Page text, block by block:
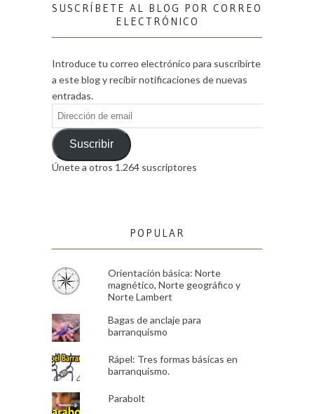
SUSCRÍBETE AL BLOG POR CORREO
ELECTRÓNICO
Introduce tu correo electrónico para suscribirte
a este blog y recibir notificaciones de nuevas
entradas.
Dirección
de
emailSuscribir
Únete a otros 1.264 suscriptores
POPULAR
Orientación básica: Norte
magnético, Norte geográfico y
Norte Lambert
Bagas de anclaje para
barranquismo
Rápel: Tres formas básicas en
barranquismo.
Parabolt